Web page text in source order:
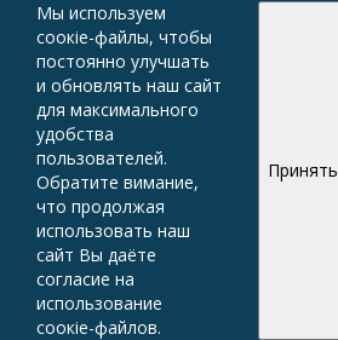
Мы используем
соокіе-файлы, чтобы
постоянно улучшать
и обновлять наш сайт
для максимального
удобства
пользователей.
Обратите вимание,
что продолжая
использовать наш
сайт Вы даёте
согласие на
использование
соокіе-файлов.
Принять